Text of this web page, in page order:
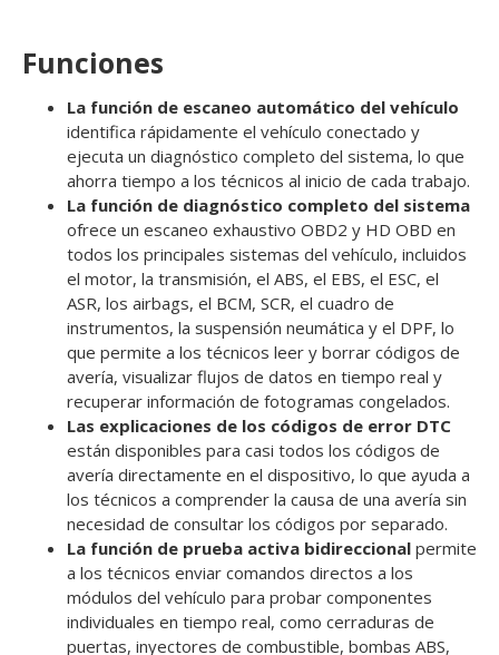
Funciones
La función de escaneo automático del vehículo
identifica rápidamente el vehículo conectado y
ejecuta un diagnóstico completo del sistema, lo que
ahorra tiempo a los técnicos al inicio de cada trabajo.
La función de diagnóstico completo del sistema
ofrece un escaneo exhaustivo OBD2 y HD OBD en
todos los principales sistemas del vehículo, incluidos
el motor, la transmisión, el ABS, el EBS, el ESC, el
ASR, los airbags, el BCM, SCR, el cuadro de
instrumentos, la suspensión neumática y el DPF, lo
que permite a los técnicos leer y borrar códigos de
avería, visualizar flujos de datos en tiempo real y
recuperar información de fotogramas congelados.
Las explicaciones de los códigos de error DTC
están disponibles para casi todos los códigos de
avería directamente en el dispositivo, lo que ayuda a
los técnicos a comprender la causa de una avería sin
necesidad de consultar los códigos por separado.
La función de prueba activa bidireccional permite
a los técnicos enviar comandos directos a los
módulos del vehículo para probar componentes
individuales en tiempo real, como cerraduras de
puertas, inyectores de combustible, bombas ABS,